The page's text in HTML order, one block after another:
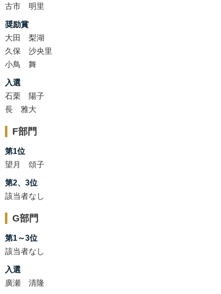
古市 明里
奨励賞
大田 梨湖
久保 沙央里
小鳥 舞
入選
石栗 陽子
長 雅大
F部門
第1位
望月 頌子
第2、3位
該当者なし
G部門
第1～3位
該当者なし
入選
廣瀬 清隆